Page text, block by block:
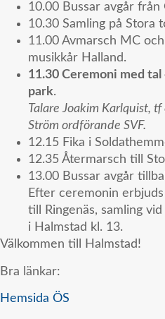
10.00 Bussar avgår från
10.30 Samling på Stora
11.00 Avmarsch MC
musikkår Halland.
11.30 Ceremoni med
park.
Talare Joakim Karlquist,
Ström ordförande SVF.
12.15 Fika i
12.35 Återmarsch till
13.00 Bussar avgår
Efter ceremonin
till Ringenäs, samling
i Halmstad kl. 13.
Välkommen till Halmstad!
Bra länkar:
Hemsida ÖS